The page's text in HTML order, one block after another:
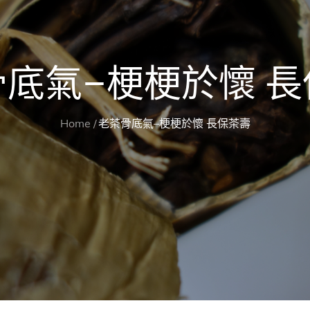
氣–梗梗於懷
Home 老茶骨底氣–梗梗於懷 長保茶壽